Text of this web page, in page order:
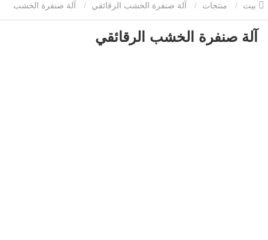
منتجات آلة صنفرة الخشب الرقائقي آلة صنفرة الخشب
الرقائقي
آلة صنفرة الخشب الرقائقي